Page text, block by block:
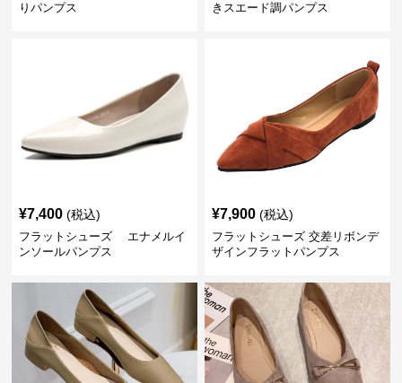
りパンプス
きスエード調パンプス
¥7,400 (税込)
フラットシューズ エナメルイ
ンソールパンプス
¥7,900 (税込)
フラットシューズ 交差リボンデ
ザインフラットパンプス